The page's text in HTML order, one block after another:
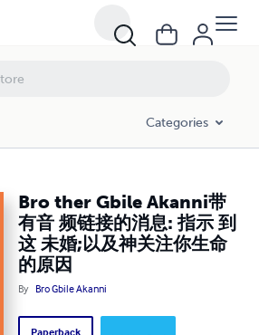
Categories
Bro ther Gbile Akanni带
有音 频链接的消息: 指示 到
这 未婚;以及神关注你生命
的原因
By Bro Gbile Akanni
Paperback
音 频链接的消息: 指示 到 这 未婚;以及